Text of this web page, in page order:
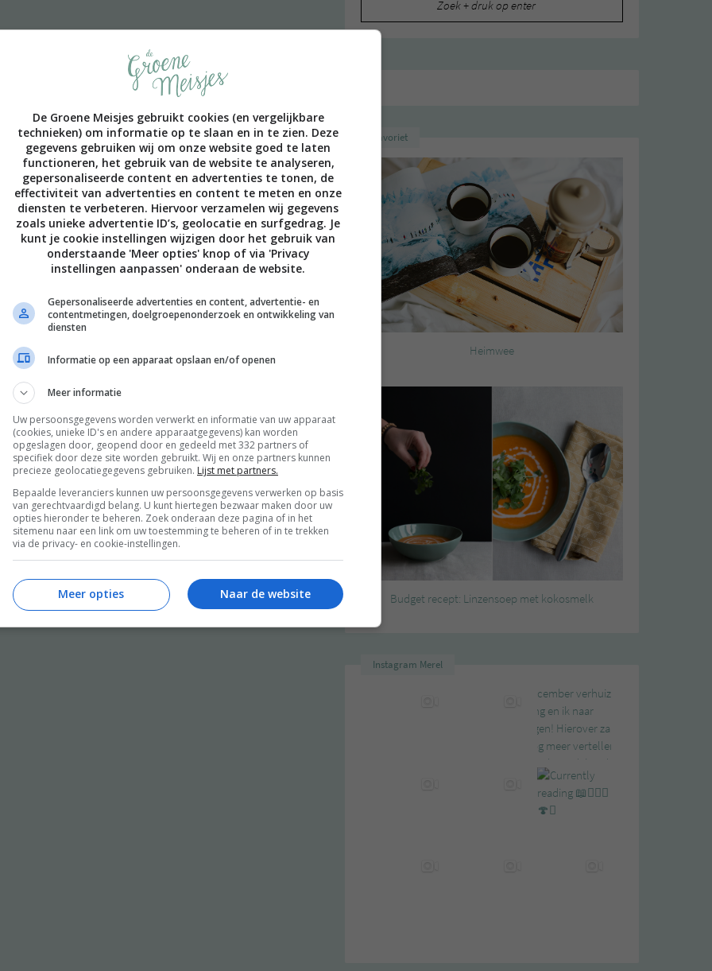
| NEXT PAGE »
Favoriet
Heimwee
Budget recept: Linzensoep met kokosmelk
Instagram Merel
De Groene Meisjes gebruikt cookies (en vergelijkbare
technieken) om informatie op te slaan en in te zien. Deze
gegevens gebruiken wij om onze website goed te laten
functioneren, het gebruik van de website te analyseren,
gepersonaliseerde content en advertenties te tonen, de
effectiviteit van advertenties en content te meten en onze
diensten te verbeteren. Hiervoor verzamelen wij gegevens
zoals unieke advertentie ID’s, geolocatie en surfgedrag. Je
kunt je cookie instellingen wijzigen door het gebruik van
onderstaande 'Meer opties' knop of via 'Privacy
instellingen aanpassen' onderaan de website.
Gepersonaliseerde advertenties en content, advertentie- en
contentmetingen, doelgroepenonderzoek en ontwikkeling van
diensten
Informatie op een apparaat opslaan en/of openen
Meer informatie
Uw persoonsgegevens worden verwerkt en informatie van uw apparaat
(cookies, unieke ID's en andere apparaatgegevens) kan worden
opgeslagen door, geopend door en gedeeld met 332 partners of
specifiek door deze site worden gebruikt. Wij en onze partners kunnen
precieze geolocatiegegevens gebruiken. Lijst met partners.
Bepaalde leveranciers kunnen uw persoonsgegevens verwerken op basis
van gerechtvaardigd belang. U kunt hiertegen bezwaar maken door uw
opties hieronder te beheren. Zoek onderaan deze pagina of in het
sitemenu naar een link om uw toestemming te beheren of in te trekken
via de privacy- en cookie-instellingen.
Naar de website
Meer opties